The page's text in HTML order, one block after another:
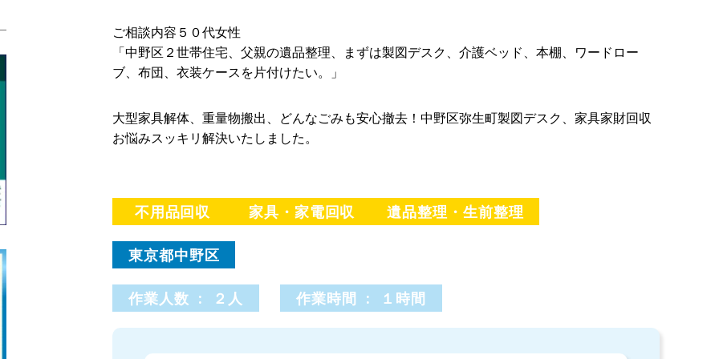
ご相談内容５０代女性
「中野区２世帯住宅、父親の遺品整理、まずは製図デスク、介護ベッド、本棚、ワードロー
ブ、布団、衣装ケースを片付けたい。」
大型家具解体、重量物搬出、どんなごみも安心撤去！中野区弥生町製図デスク、家具家財回収
お悩みスッキリ解決いたしました。
不用品回収 家具・家電回収 遺品整理・生前整理
東京都中野区
作業人数 : ２人 作業時間 : １時間